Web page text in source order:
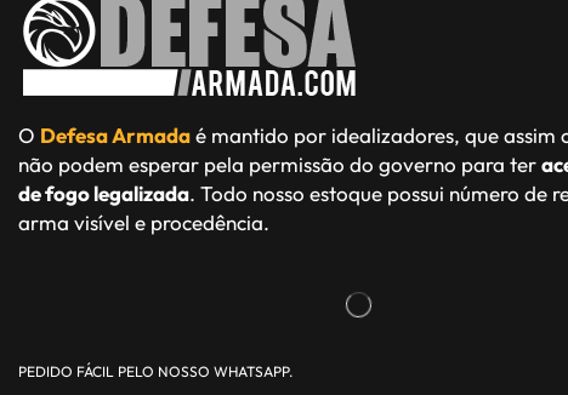
O Defesa Armadaé mantido por idealizadores, que assim
não podem esperar pela permissão do governo para ter
de fogo legalizada. Todo nosso estoque possui número de
arma visível e procedência.
PEDIDO FÁCIL PELO NOSSO WHATSAPP.